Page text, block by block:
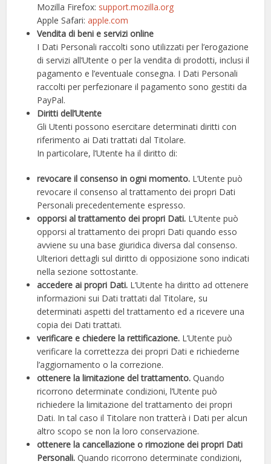
Mozilla Firefox: support.mozilla.org
Apple Safari:apple.com
Vendita di beni e servizi online
I Dati Personali raccolti sono utilizzati per l’erogazione
di servizi all’Utente o per la vendita di prodotti, inclusi il
pagamento e l’eventuale consegna. I Dati Personali
raccolti per perfezionare il pagamento sono gestiti da
PayPal.
Diritti dell’Utente
Gli Utenti possono esercitare determinati diritti con
riferimento ai Dati trattati dal Titolare.
In particolare, l’Utente ha il diritto di:
revocare il consenso in ogni momento. L’Utente può
revocare il consenso al trattamento dei propri Dati
Personali precedentemente espresso.
opporsi al trattamento dei propri Dati. L’Utente può
opporsi al trattamento dei propri Dati quando esso
avviene su una base giuridica diversa dal consenso.
Ulteriori dettagli sul diritto di opposizione sono indicati
nella sezione sottostante.
accedere ai propri Dati. L’Utente ha diritto ad ottenere
informazioni sui Dati trattati dal Titolare, su
determinati aspetti del trattamento ed a ricevere una
copia dei Dati trattati.
verificare e chiedere la rettificazione. L’Utente può
verificare la correttezza dei propri Dati e richiederne
l’aggiornamento o la correzione.
ottenere la limitazione del trattamento. Quando
ricorrono determinate condizioni, l’Utente può
richiedere la limitazione del trattamento dei propri
Dati. In tal caso il Titolare non tratterà i Dati per alcun
altro scopo se non la loro conservazione.
ottenere la cancellazione o rimozione dei propri Dati
Personali. Quando ricorrono determinate condizioni,